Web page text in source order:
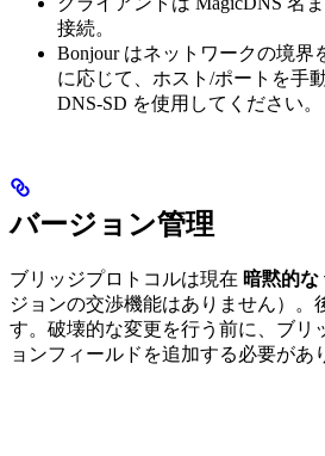
接続。
Bonjour はネットワークの境界
に応じて、ホスト/ポートを手
DNS-SD を使用してください。
バージョン管理
ブリッジプロトコルは現在 暗黙的な
ジョンの交渉機能はありません）。
す。破壊的な変更を行う前に、ブリ
ョンフィールドを追加する必要があ